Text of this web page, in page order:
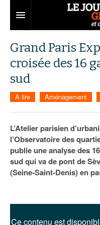
Territoires
Collectivités
Services urbains
Entreprises
Développement
Attractivité
Innovation
Marchés publics
Départements
77
78
92
Nominations
Portraits
Les Assises du Grand
Éditions
Le podcast
Lire les résumés
Grand Paris
croisée des 16
sud
A lire Aménagement
L’Atelier parisien
l’Observatoire des
publie une analyse des
sud qui va de pont de
(Seine-Saint-Denis) en
Ce contenu est